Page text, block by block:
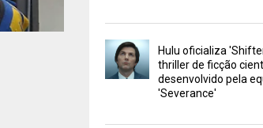
Hulu oficializa
thriller de ficção
desenvolvido pela
'Severance'